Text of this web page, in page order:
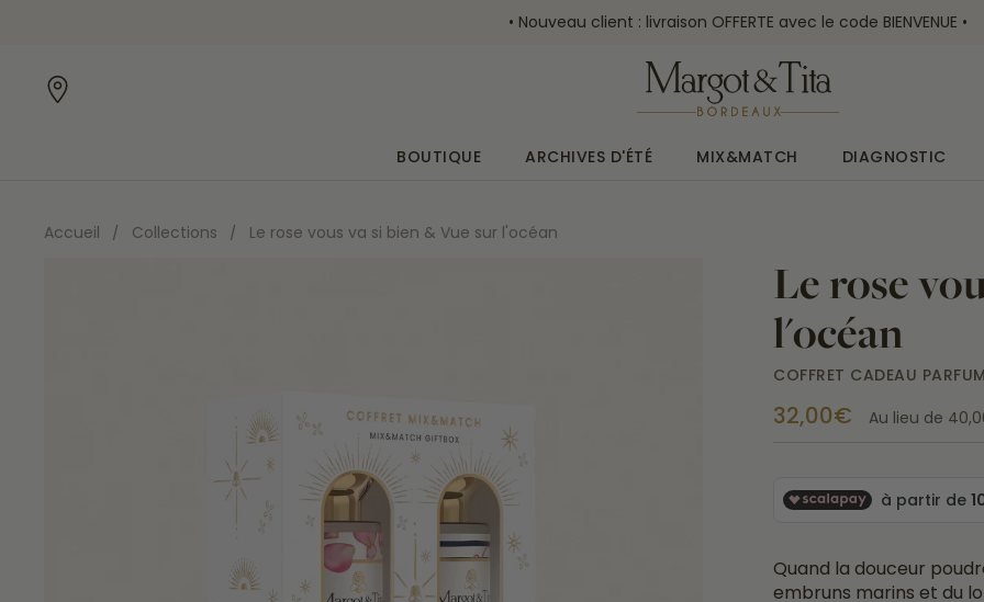
• Nouveau client : livraison OFFERTE avec le code BIENVENUE •
BOUTIQUE ARCHIVES D'ÉTÉ MIX&MATCH DIAGNOSTIC
Accueil / Collections / Le rose vous va si bien & Vue sur l'océan
Le rose
l'océan
COFFRET CADEAU
32,00€ Au lieu de
Quand la douceur
embruns marins et du